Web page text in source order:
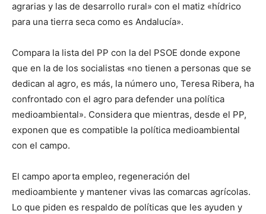
agrarias y las de desarrollo rural» con el matiz «hídrico
para una tierra seca como es Andalucía».
Compara la lista del PP con la del PSOE donde expone
que en la de los socialistas «no tienen a personas que se
dedican al agro, es más, la número uno, Teresa Ribera, ha
confrontado con el agro para defender una política
medioambiental». Considera que mientras, desde el PP,
exponen que es compatible la política medioambiental
con el campo.
El campo aporta empleo, regeneración del
medioambiente y mantener vivas las comarcas agrícolas.
Lo que piden es respaldo de políticas que les ayuden y